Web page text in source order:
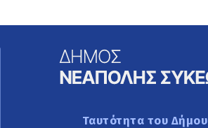
Ταυτότητα του Δήμου